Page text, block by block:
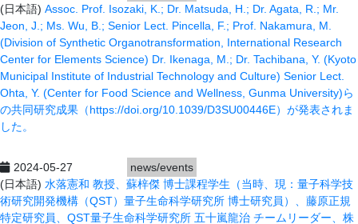
(日本語) Assoc. Prof. Isozaki, K.; Dr. Matsuda, H.; Dr. Agata, R.; Mr.
Jeon, J.; Ms. Wu, B.; Senior Lect. Pincella, F.; Prof. Nakamura, M.
(Division of Synthetic Organotransformation, International Research
Center for Elements Science) Dr. Ikenaga, M.; Dr. Tachibana, Y. (Kyoto
Municipal Institute of Industrial Technology and Culture) Senior Lect.
Ohta, Y. (Center for Food Science and Wellness, Gunma University)ら
の共同研究成果（https://doi.org/10.1039/D3SU00446E）が発表されま
した。
2024-05-27
news/events
(日本語) 水落憲和 教授、蘇梓傑 博士課程学生（当時、現：量子科学技
術研究開発機構（QST）量子生命科学研究所 博士研究員）、藤原正規
特定研究員、QST量子生命科学研究所 五十嵐龍治 チームリーダー、株